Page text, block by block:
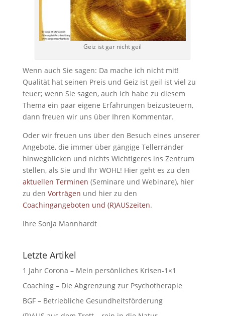
Geiz ist gar nicht geil
Wenn auch Sie sagen: Da mache ich nicht mit!
Qualität hat seinen Preis und Geiz ist geil ist viel zu
teuer; wenn Sie sagen, auch ich habe zu diesem
Thema ein paar eigene Erfahrungen beizusteuern,
dann freuen wir uns über Ihren Kommentar.
Oder wir freuen uns über den Besuch eines unserer
Angebote, die immer über gängige Tellerränder
hinwegblicken und nichts Wichtigeres ins Zentrum
stellen, als Sie und Ihr WOHL! Hier geht es zu den
aktuellen Terminen (Seminare und Webinare), hier
zu den Vorträgen und hier zu den
Coachingangeboten und (R)AUSzeiten.
Ihre Sonja Mannhardt
Letzte Artikel
1 Jahr Corona – Mein persönliches Krisen-1×1
Coaching – Die Abgrenzung zur Psychotherapie
BGF – Betriebliche Gesundheitsförderung